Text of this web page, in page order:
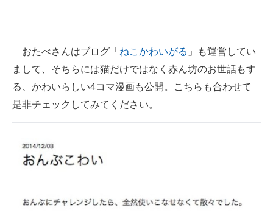
おたべさんはブログ「 ねこかわいがる 」も運営してい
まして、そちらには猫だけではなく赤ん坊のお世話もす
る、かわいらしい4コマ漫画も公開。こちらも合わせて
是非チェックしてみてください。